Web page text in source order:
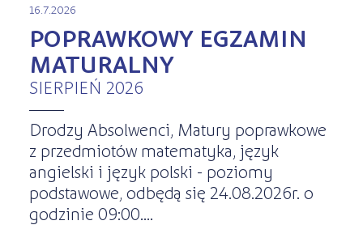
16.7.2026
POPRAWKOWY EGZAMIN
MATURALNY
SIERPIEŃ 2026
Drodzy Absolwenci, Matury poprawkowe
z przedmiotów matematyka, język
angielski i język polski - poziomy
podstawowe, odbędą się 24.08.2026r. o
godzinie 09:00....